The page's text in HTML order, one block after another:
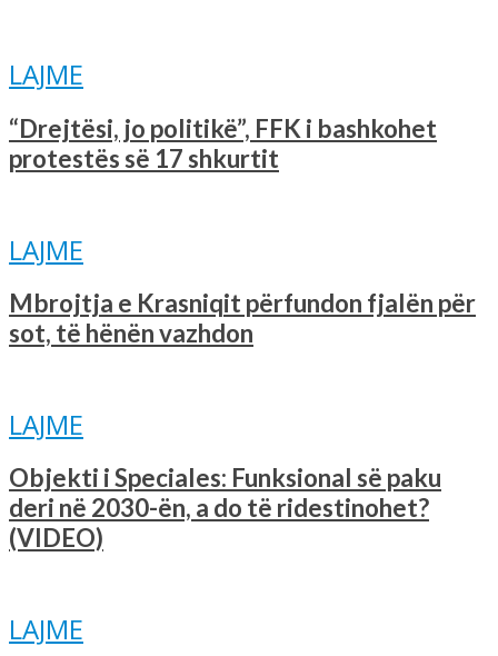
LAJME
“Drejtësi, jo politikë”, FFK i bashkohet
protestës së 17 shkurtit
LAJME
Mbrojtja e Krasniqit përfundon fjalën për
sot, të hënën vazhdon
LAJME
Objekti i Speciales: Funksional së paku
deri në 2030-ën, a do të ridestinohet?
(VIDEO)
LAJME